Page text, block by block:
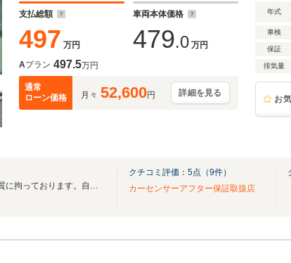
支払総額
497 万円
車両本体価格
479.0 万円
Aプラン 497.5万円
通常
ローン価格
月々 52,600円 詳細を見る
年式
車検
保証
排気量
お
創業1986年以来、1台1台品質に拘っております。自社整備工場完備・全車保証付です。
クチコミ評価： 5点（9件）
カーセンサーアフター保証取扱店